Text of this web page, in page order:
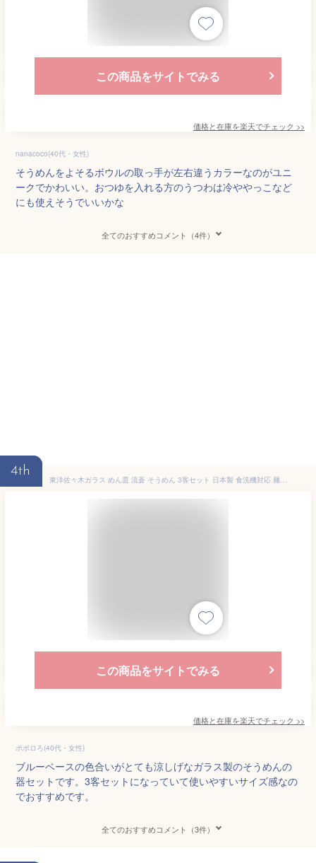
この商品をサイトでみる
価格と在庫を楽天でチェック >>
nanacoco(40代・女性)
そうめんをよそるボウルの取っ手が左右違うカラーなのがユニ
ークでかわいい。おつゆを入れる方のうつわは冷ややっこなど
にも使えそうでいいかな
全てのおすすめコメント（4件）
4th
東洋佐々木ガラス めん皿 流蒼 そうめん 3客セット 日本製 食洗機対応 麺皿 中鉢 鉢 器 取り皿 深皿 皿 ガラス皿 食器 ギフト プレゼント 贈り物 G097-B71（ おしゃれ 和 和風 ガラス お皿 そうめん皿 めん皿 ）
この商品をサイトでみる
価格と在庫を楽天でチェック >>
ポポロろ(40代・女性)
ブルーベースの色合いがとても涼しげなガラス製のそうめんの
器セットです。3客セットになっていて使いやすいサイズ感なの
でおすすめです。
全てのおすすめコメント（3件）